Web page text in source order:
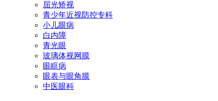
屈光矫视
青少年近视防控专科
小儿眼病
白内障
青光眼
玻璃体视网膜
眼眶病
眼表与眼角膜
中医眼科